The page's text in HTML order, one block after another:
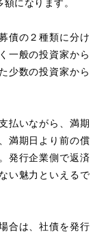
債の２種類に分け
一般の投資家から
少数の投資家から
払いながら、満期
満期日より前の償
発行企業側で返済
い魅力といえるで
合は、社債を発行